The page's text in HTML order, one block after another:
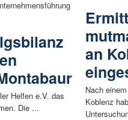
Helfen e.V. das
Die ...
an
Nach
Koblenz